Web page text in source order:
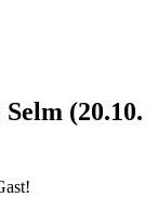
(20.10.